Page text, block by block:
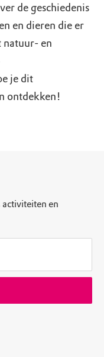
de geschiedenis
en dieren die er
natuur- en
je dit
ontdekken!
en